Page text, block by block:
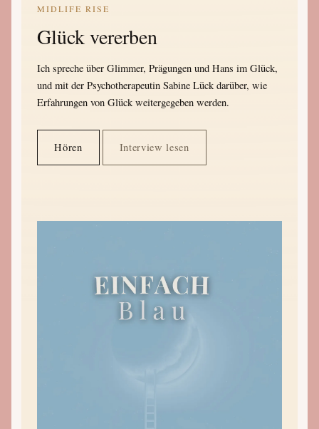
MIDLIFE RISE
Glück vererben
Ich spreche über Glimmer, Prägungen und Hans im Glück,
und mit der Psychotherapeutin Sabine Lück darüber, wie
Erfahrungen von Glück weitergegeben werden.
Hören Interview lesen